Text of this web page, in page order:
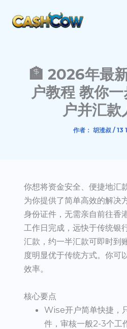
🏦 2026年最
户教程 教你
户并汇款
作者： 胡渣叔 / 13
你想将资金安全、便捷地汇
为你提供了简单高效的解决
身份证件，无需亲自前往香
工作日完成，远快于传统银
汇款，约一半汇款可即时到
度明显优于传统方式。你可
效率。
核心要点
Wise开户简单快捷，
件，审核一般2-3个工